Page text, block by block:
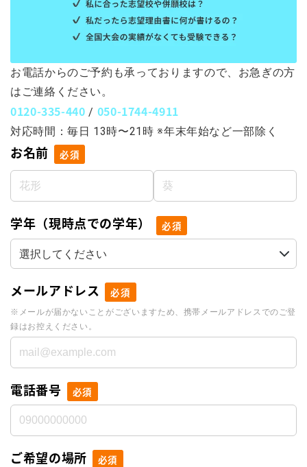
お電話からのご予約も承っておりますので、お急ぎの方
はご連絡ください。
0120-335-440 / 050-1744-4911
対応時間：毎日 13時〜21時 ※年末年始など一部除く
お名前 必須
学年（現時点での学年） 必須
メールアドレス 必須
※メールが届かないことがございますため、携帯メールアドレスでのご登
録はお控えください。
電話番号 必須
ご希望の場所 必須